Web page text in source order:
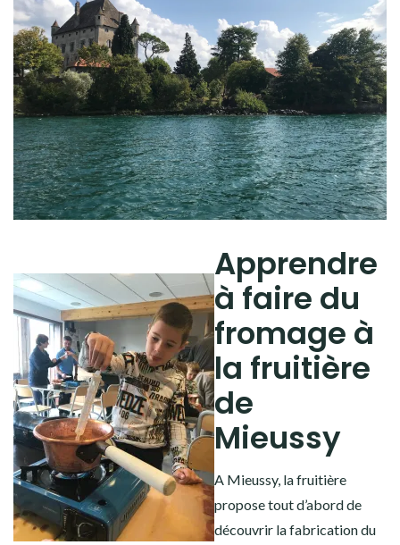
Apprendre
à faire du
fromage à
la fruitière
de
Mieussy
A Mieussy, la fruitière
propose tout d’abord de
découvrir la fabrication du